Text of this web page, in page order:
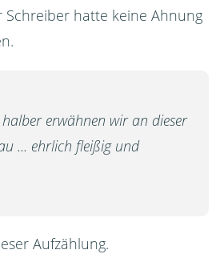
hatte keine Ahnung
erwähnen wir an dieser
... ehrlich fleißig und
Aufzählung.